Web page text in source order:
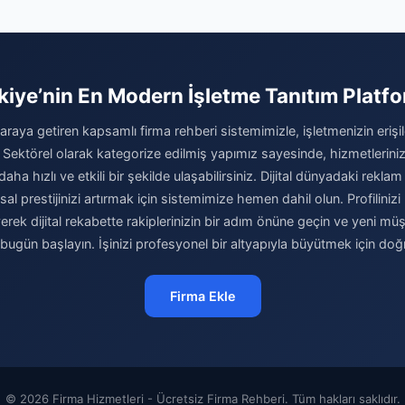
En Modern İşletme Tanıtım
araya getiren kapsamlı firma rehberi sistemimizle, işletmenizin
Sektörel olarak kategorize edilmiş yapımız sayesinde,
hızlı ve etkili bir şekilde ulaşabilirsiniz. Dijital dünyadaki
prestijinizi artırmak için sistemimize hemen dahil olun.
dijital rekabette rakiplerinizin bir adım önüne geçin ve yeni
başlayın. İşinizi profesyonel bir altyapıyla büyütmek için
Firma Ekle
© 2026 Firma Hizmetleri - Ücretsiz Firma Rehberi. Tüm hakları saklıdır.